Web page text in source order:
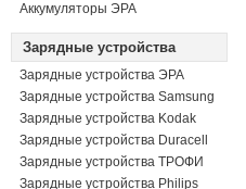
Аккумуляторы ЭРА
Зарядные устройства
Зарядные устройства ЭРА
Зарядные устройства Samsung
Зарядные устройства Kodak
Зарядные устройства Duracell
Зарядные устройства ТРОФИ
Зарядные устройства Philips